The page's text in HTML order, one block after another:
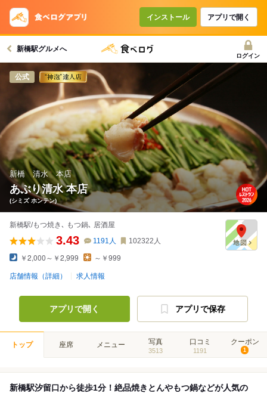
インストール アプリで開く
新橋駅グルメへ
ログイン
公式
新橋 清水 本店
あぶり清水 本店
(シミズ ホンテン)
新橋駅/もつ焼き､ もつ鍋､ 居酒屋
3.43 1191 人 102322 人
￥2,000～￥2,999 ～￥999
店舗情報（詳細） 求人情報
アプリで開く アプリで保存
トップ 座席 メニュー 写真
3513
口コミ
1191
クーポン
1
新橋駅汐留口から徒歩1分！絶品焼きとんやもつ鍋などが人気の
コースで使えるクーポン
戻る
クーポンを利用せず予約する